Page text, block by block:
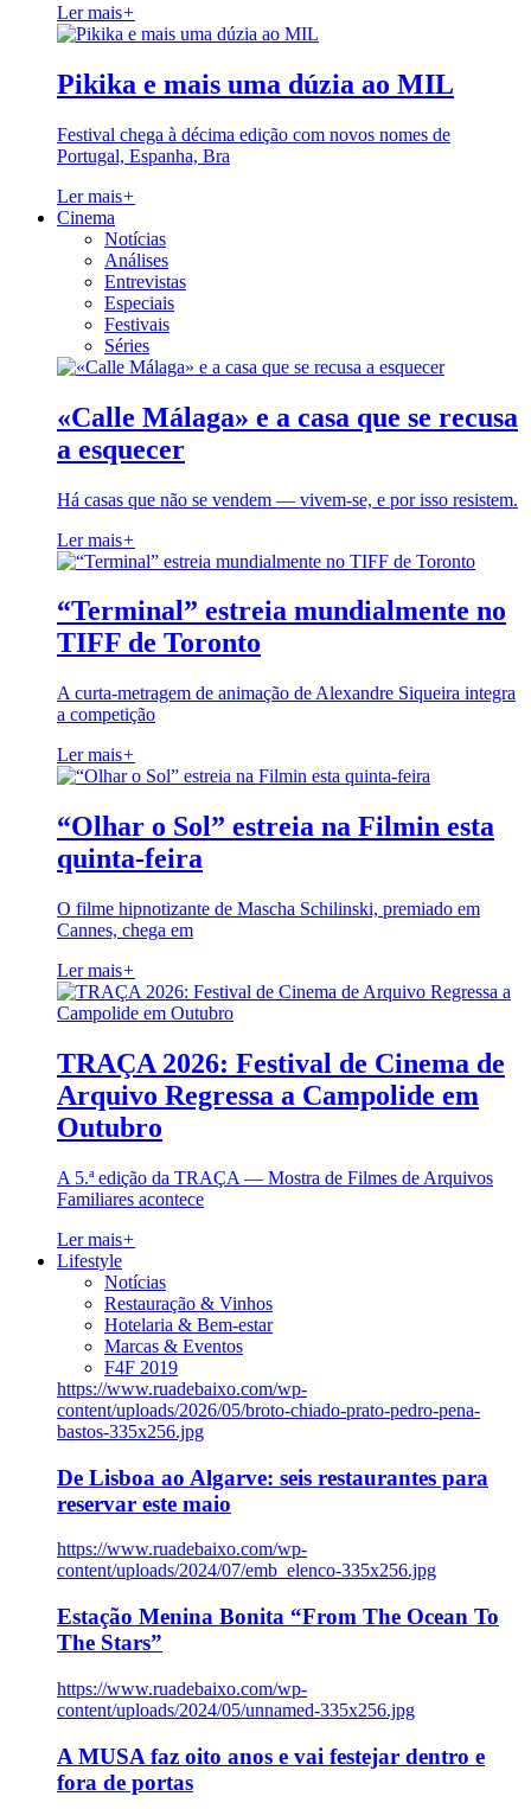
Ler mais+
Pikika e mais uma dúzia ao MIL
Festival chega à décima edição com novos nomes de
Portugal, Espanha, Bra
Ler mais+
Cinema
Notícias
Análises
Entrevistas
Especiais
Festivais
Séries
«Calle Málaga» e a casa que se recusa
a esquecer
Há casas que não se vendem — vivem-se, e por isso resistem.
Ler mais+
“Terminal” estreia mundialmente no
TIFF de Toronto
A curta-metragem de animação de Alexandre Siqueira integra
a competição
Ler mais+
“Olhar o Sol” estreia na Filmin esta
quinta-feira
O filme hipnotizante de Mascha Schilinski, premiado em
Cannes, chega em
Ler mais+
TRAÇA 2026: Festival de Cinema de
Arquivo Regressa a Campolide em
Outubro
A 5.ª edição da TRAÇA — Mostra de Filmes de Arquivos
Familiares acontece
Ler mais+
Lifestyle
Notícias
Restauração & Vinhos
Hotelaria & Bem-estar
Marcas & Eventos
F4F 2019
https://www.ruadebaixo.com/wp-
content/uploads/2026/05/broto-chiado-prato-pedro-pena-
bastos-335x256.jpg
De Lisboa ao Algarve: seis restaurantes para
reservar este maio
https://www.ruadebaixo.com/wp-
content/uploads/2024/07/emb_elenco-335x256.jpg
Estação Menina Bonita “From The Ocean To
The Stars”
https://www.ruadebaixo.com/wp-
content/uploads/2024/05/unnamed-335x256.jpg
A MUSA faz oito anos e vai festejar dentro e
fora de portas